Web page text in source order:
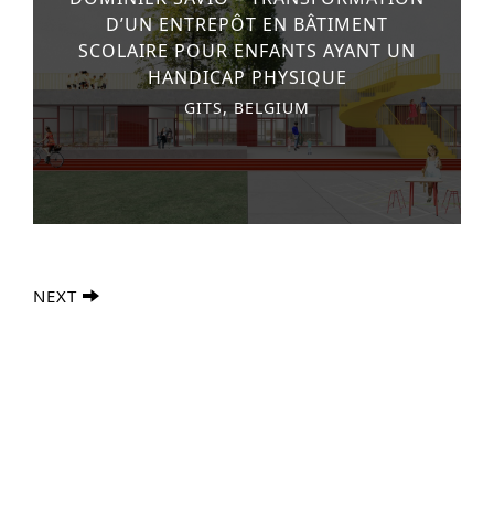
D’UN ENTREPÔT EN BÂTIMENT
SCOLAIRE POUR ENFANTS AYANT UN
HANDICAP PHYSIQUE
GITS, BELGIUM
NEXT